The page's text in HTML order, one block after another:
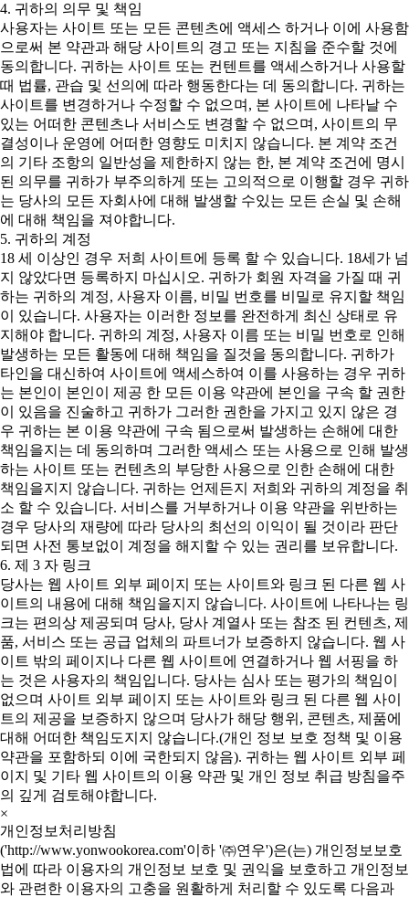
4. 귀하의 의무 및 책임
사용자는 사이트 또는 모든 콘텐츠에 액세스 하거나 이에 사용함
으로써 본 약관과 해당 사이트의 경고 또는 지침을 준수할 것에
동의합니다. 귀하는 사이트 또는 컨텐트를 액세스하거나 사용할
때 법률, 관습 및 선의에 따라 행동한다는 데 동의합니다. 귀하는
사이트를 변경하거나 수정할 수 없으며, 본 사이트에 나타날 수
있는 어떠한 콘텐츠나 서비스도 변경할 수 없으며, 사이트의 무
결성이나 운영에 어떠한 영향도 미치지 않습니다. 본 계약 조건
의 기타 조항의 일반성을 제한하지 않는 한, 본 계약 조건에 명시
된 의무를 귀하가 부주의하게 또는 고의적으로 이행할 경우 귀하
는 당사의 모든 자회사에 대해 발생할 수있는 모든 손실 및 손해
에 대해 책임을 져야합니다.
5. 귀하의 계정
18 세 이상인 경우 저희 사이트에 등록 할 수 있습니다. 18세가 넘
지 않았다면 등록하지 마십시오. 귀하가 회원 자격을 가질 때 귀
하는 귀하의 계정, 사용자 이름, 비밀 번호를 비밀로 유지할 책임
이 있습니다. 사용자는 이러한 정보를 완전하게 최신 상태로 유
지해야 합니다. 귀하의 계정, 사용자 이름 또는 비밀 번호로 인해
발생하는 모든 활동에 대해 책임을 질것을 동의합니다. 귀하가
타인을 대신하여 사이트에 액세스하여 이를 사용하는 경우 귀하
는 본인이 본인이 제공 한 모든 이용 약관에 본인을 구속 할 권한
이 있음을 진술하고 귀하가 그러한 권한을 가지고 있지 않은 경
우 귀하는 본 이용 약관에 구속 됨으로써 발생하는 손해에 대한
책임을지는 데 동의하며 그러한 액세스 또는 사용으로 인해 발생
하는 사이트 또는 컨텐츠의 부당한 사용으로 인한 손해에 대한
책임을지지 않습니다. 귀하는 언제든지 저희와 귀하의 계정을 취
소 할 수 있습니다. 서비스를 거부하거나 이용 약관을 위반하는
경우 당사의 재량에 따라 당사의 최선의 이익이 될 것이라 판단
되면 사전 통보없이 계정을 해지할 수 있는 권리를 보유합니다.
6. 제 3 자 링크
당사는 웹 사이트 외부 페이지 또는 사이트와 링크 된 다른 웹 사
이트의 내용에 대해 책임을지지 않습니다. 사이트에 나타나는 링
크는 편의상 제공되며 당사, 당사 계열사 또는 참조 된 컨텐츠, 제
품, 서비스 또는 공급 업체의 파트너가 보증하지 않습니다. 웹 사
이트 밖의 페이지나 다른 웹 사이트에 연결하거나 웹 서핑을 하
는 것은 사용자의 책임입니다. 당사는 심사 또는 평가의 책임이
없으며 사이트 외부 페이지 또는 사이트와 링크 된 다른 웹 사이
트의 제공을 보증하지 않으며 당사가 해당 행위, 콘텐츠, 제품에
대해 어떠한 책임도지지 않습니다.(개인 정보 보호 정책 및 이용
약관을 포함하되 이에 국한되지 않음). 귀하는 웹 사이트 외부 페
이지 및 기타 웹 사이트의 이용 약관 및 개인 정보 취급 방침을주
의 깊게 검토해야합니다.
×
개인정보처리방침
('http://www.yonwookorea.com'이하 '㈜연우')은(는) 개인정보보호
법에 따라 이용자의 개인정보 보호 및 권익을 보호하고 개인정보
와 관련한 이용자의 고충을 원활하게 처리할 수 있도록 다음과